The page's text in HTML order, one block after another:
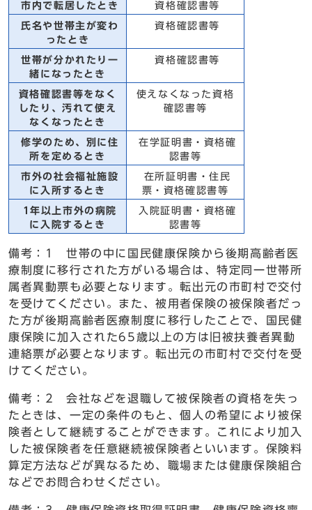
市内で転居したとき 資格確認書等
氏名や世帯主が変わ
ったとき
資格確認書等
世帯が分かれたり一
緒になったとき
資格確認書等
資格確認書等をなく
したり、汚れて使え
なくなったとき
使えなくなった資格
確認書等
修学のため、別に住
所を定めるとき
在学証明書・資格確
認書等
市外の社会福祉施設
に入所するとき
在所証明書・住民
票・資格確認書等
1年以上市外の病院
に入院するとき
入院証明書・資格確
認書等
備考：1 世帯の中に国民健康保険から後期高齢者医
療制度に移行された方がいる場合は、特定同一世帯所
属者異動票も必要となります。転出元の市町村で交付
を受けてください。また、被用者保険の被保険者だっ
た方が後期高齢者医療制度に移行したことで、国民健
康保険に加入された65歳以上の方は旧被扶養者異動
連絡票が必要となります。転出元の市町村で交付を受
けてください。
備考：2 会社などを退職して被保険者の資格を失っ
たときは、一定の条件のもと、個人の希望により被保
険者として継続することができます。これにより加入
した被保険者を任意継続被保険者といいます。保険料
算定方法などが異なるため、職場または健康保険組合
などでお問合わせください。